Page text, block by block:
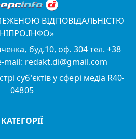
ВІДПОВІДАЛЬНІСТЮ
буд.10, оф. 304 тел. +38
mail: redakt.di@gmail.com
суб'єктів у сфері медіа R40-
04805
КАТЕГОРІЇ